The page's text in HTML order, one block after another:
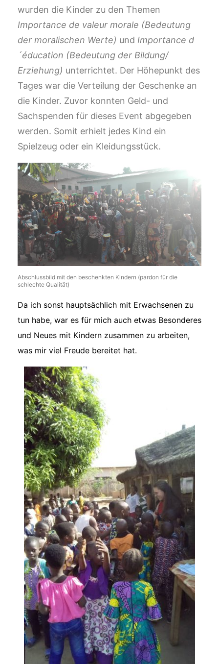
wurden die Kinder zu den Themen
Importance de valeur morale (Bedeutung
der moralischen Werte) und Importance d
´éducation (Bedeutung der Bildung/
Erziehung) unterrichtet. Der Höhepunkt des
Tages war die Verteilung der Geschenke an
die Kinder. Zuvor konnten Geld- und
Sachspenden für dieses Event abgegeben
werden. Somit erhielt jedes Kind ein
Spielzeug oder ein Kleidungsstück.
Abschlussbild mit den beschenkten Kindern (pardon für die
schlechte Qualität)
Da ich sonst hauptsächlich mit Erwachsenen zu
tun habe, war es für mich auch etwas Besonderes
und Neues mit Kindern zusammen zu arbeiten,
was mir viel Freude bereitet hat.